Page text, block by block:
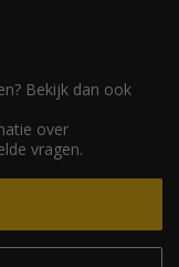
Bekijk dan ook
over
vragen.